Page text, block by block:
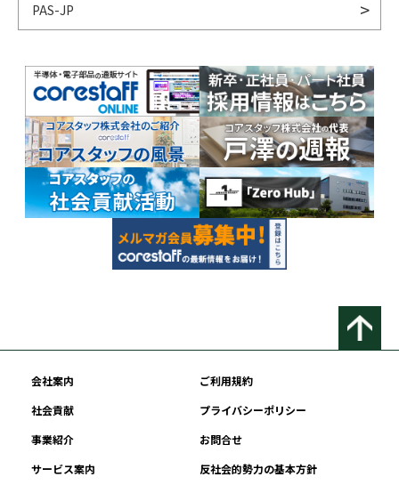
PAS-JP
会社案内
ご利用規約
社会貢献
プライバシーポリシー
事業紹介
お問合せ
サービス案内
反社会的勢力の基本方針